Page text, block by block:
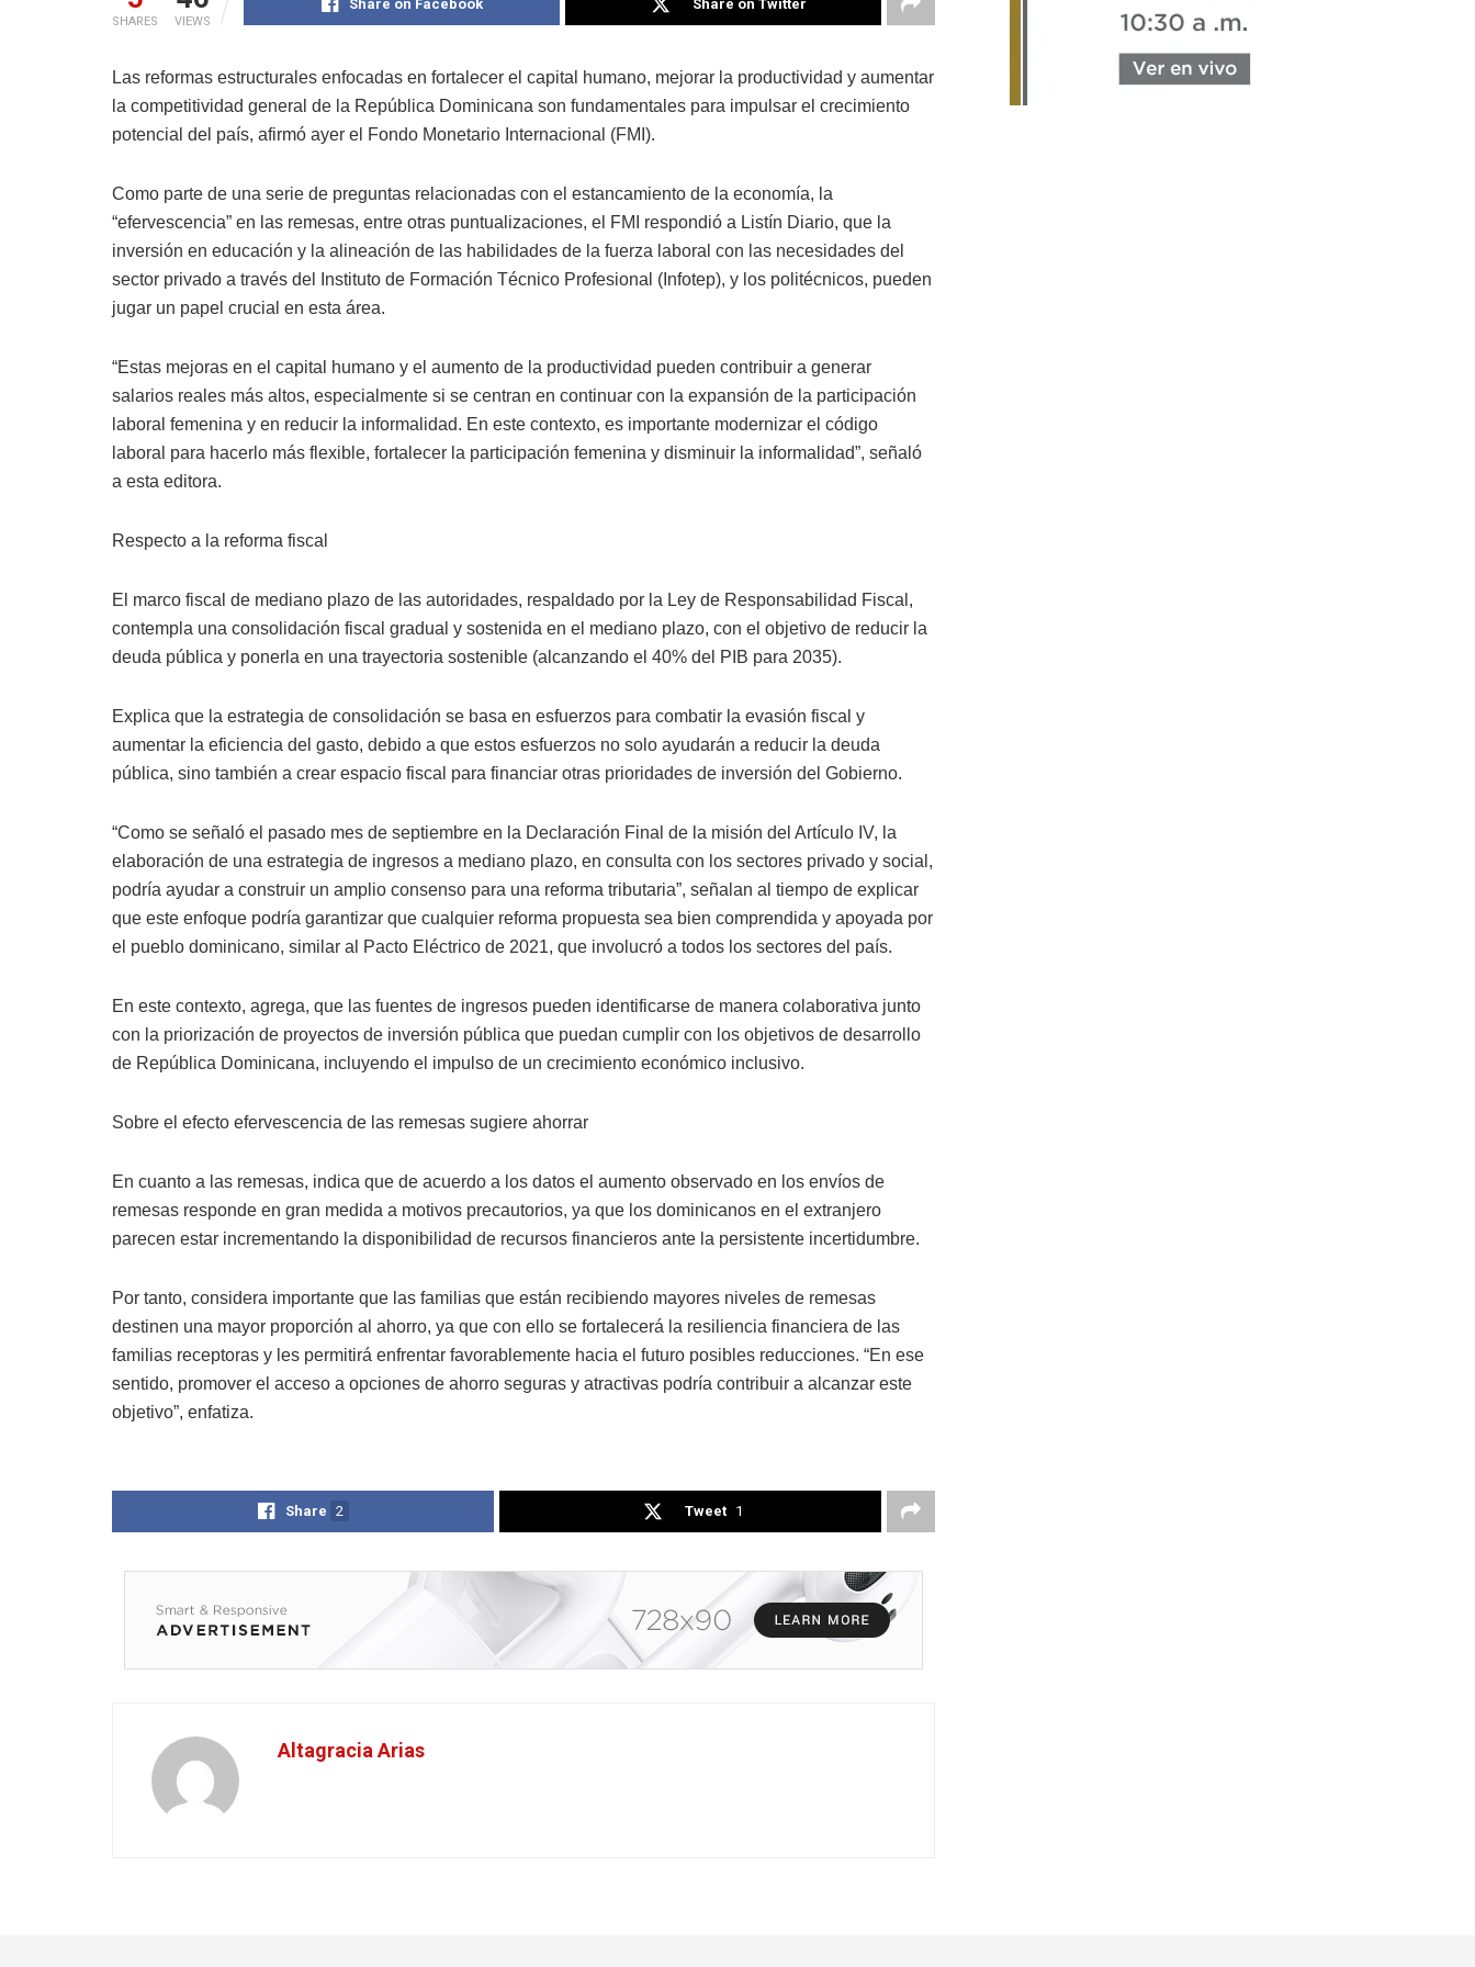
SHARES VIEWS
Share on Facebook Share on Twitter
Las reformas estructurales enfocadas en fortalecer el capital humano, mejorar la productividad y aumentar
la competitividad general de la República Dominicana son fundamentales para impulsar el crecimiento
potencial del país, afirmó ayer el Fondo Monetario Internacional (FMI).
Como parte de una serie de preguntas relacionadas con el estancamiento de la economía, la
“efervescencia” en las remesas, entre otras puntualizaciones, el FMI respondió a Listín Diario, que la
inversión en educación y la alineación de las habilidades de la fuerza laboral con las necesidades del
sector privado a través del Instituto de Formación Técnico Profesional (Infotep), y los politécnicos, pueden
jugar un papel crucial en esta área.
“Estas mejoras en el capital humano y el aumento de la productividad pueden contribuir a generar
salarios reales más altos, especialmente si se centran en continuar con la expansión de la participación
laboral femenina y en reducir la informalidad. En este contexto, es importante modernizar el código
laboral para hacerlo más flexible, fortalecer la participación femenina y disminuir la informalidad”, señaló
a esta editora.
Respecto a la reforma fiscal
El marco fiscal de mediano plazo de las autoridades, respaldado por la Ley de Responsabilidad Fiscal,
contempla una consolidación fiscal gradual y sostenida en el mediano plazo, con el objetivo de reducir la
deuda pública y ponerla en una trayectoria sostenible (alcanzando el 40% del PIB para 2035).
Explica que la estrategia de consolidación se basa en esfuerzos para combatir la evasión fiscal y
aumentar la eficiencia del gasto, debido a que estos esfuerzos no solo ayudarán a reducir la deuda
pública, sino también a crear espacio fiscal para financiar otras prioridades de inversión del Gobierno.
“Como se señaló el pasado mes de septiembre en la Declaración Final de la misión del Artículo IV, la
elaboración de una estrategia de ingresos a mediano plazo, en consulta con los sectores privado y social,
podría ayudar a construir un amplio consenso para una reforma tributaria”, señalan al tiempo de explicar
que este enfoque podría garantizar que cualquier reforma propuesta sea bien comprendida y apoyada por
el pueblo dominicano, similar al Pacto Eléctrico de 2021, que involucró a todos los sectores del país.
En este contexto, agrega, que las fuentes de ingresos pueden identificarse de manera colaborativa junto
con la priorización de proyectos de inversión pública que puedan cumplir con los objetivos de desarrollo
de República Dominicana, incluyendo el impulso de un crecimiento económico inclusivo.
Sobre el efecto efervescencia de las remesas sugiere ahorrar
En cuanto a las remesas, indica que de acuerdo a los datos el aumento observado en los envíos de
remesas responde en gran medida a motivos precautorios, ya que los dominicanos en el extranjero
parecen estar incrementando la disponibilidad de recursos financieros ante la persistente incertidumbre.
Por tanto, considera importante que las familias que están recibiendo mayores niveles de remesas
destinen una mayor proporción al ahorro, ya que con ello se fortalecerá la resiliencia financiera de las
familias receptoras y les permitirá enfrentar favorablemente hacia el futuro posibles reducciones. “En ese
sentido, promover el acceso a opciones de ahorro seguras y atractivas podría contribuir a alcanzar este
objetivo”, enfatiza.
Share 2 Tweet 1
Altagracia Arias